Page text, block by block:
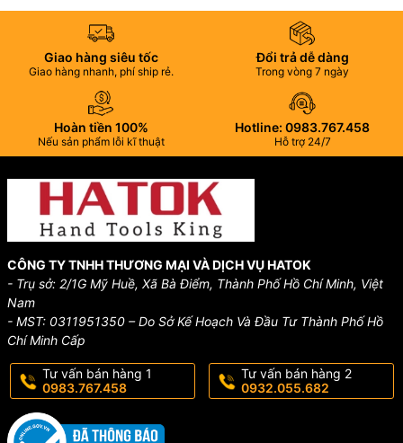
Giao hàng siêu tốc
Giao hàng nhanh, phí ship rẻ.
Đổi trả dễ dàng
Trong vòng 7 ngày
Hoàn tiền 100%
Nếu sản phẩm lỗi kĩ thuật
Hotline: 0983.767.458
Hỗ trợ 24/7
CÔNG TY TNHH THƯƠNG MẠI VÀ DỊCH VỤ HATOK
- Trụ sở: 2/1G Mỹ Huề, Xã Bà Điểm, Thành Phố Hồ Chí Minh, Việt
Nam
- MST: 0311951350 – Do Sở Kế Hoạch Và Đầu Tư Thành Phố Hồ
Chí Minh Cấp
Tư vấn bán hàng 1
0983.767.458
Tư vấn bán hàng 2
0932.055.682